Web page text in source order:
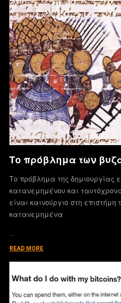
Το πρόβλημα των
Το πρόβλημα της δημιουργίας
κατανεμημένου και
είναι καινούργιο στη
κατανεμημένα
READ MORE